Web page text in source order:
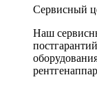
Сервисный
Наш